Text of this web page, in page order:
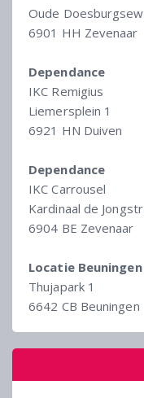
Oude
6901 HH Zevenaar
Dependance
IKC Remigius
Liemersplein 1
6921 HN Duiven
Dependance
IKC Carrousel
Kardinaal de
6904 BE Zevenaar
Locatie
Thujapark 1
6642 CB Beuningen